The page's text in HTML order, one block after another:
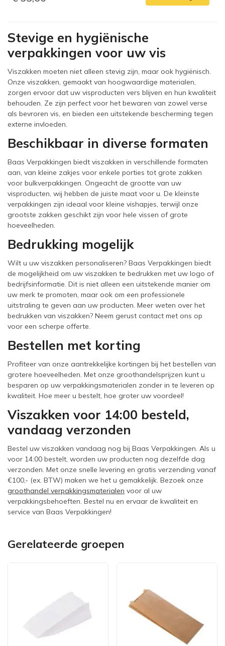
Stevige en hygiënische
verpakkingen voor uw vis
Viszakken moeten niet alleen stevig zijn, maar ook hygiënisch.
Onze viszakken, gemaakt van hoogwaardige materialen,
zorgen ervoor dat uw visproducten vers blijven en hun kwaliteit
behouden. Ze zijn perfect voor het bewaren van zowel verse
als bevroren vis, en bieden een uitstekende bescherming tegen
externe invloeden.
Beschikbaar in diverse formaten
Baas Verpakkingen biedt viszakken in verschillende formaten
aan, van kleine zakjes voor enkele porties tot grote zakken
voor bulkverpakkingen. Ongeacht de grootte van uw
visproducten, wij hebben de juiste maat voor u. De kleinste
verpakkingen zijn ideaal voor kleine vishapjes, terwijl onze
grootste zakken geschikt zijn voor hele vissen of grote
hoeveelheden.
Bedrukking mogelijk
Wilt u uw viszakken personaliseren? Baas Verpakkingen biedt
de mogelijkheid om uw viszakken te bedrukken met uw logo of
bedrijfsinformatie. Dit is niet alleen een uitstekende manier om
uw merk te promoten, maar ook om een professionele
uitstraling te geven aan uw producten. Meer weten over het
bedrukken van viszakken? Neem gerust contact met ons op
voor een scherpe offerte.
Bestellen met korting
Profiteer van onze aantrekkelijke kortingen bij het bestellen van
grotere hoeveelheden. Met onze groothandelsprijzen kunt u
besparen op uw verpakkingsmaterialen zonder in te leveren op
kwaliteit. Hoe meer u bestelt, hoe groter uw voordeel!
Viszakken voor 14:00 besteld,
vandaag verzonden
Bestel uw viszakken vandaag nog bij Baas Verpakkingen. Als u
voor 14:00 bestelt, worden uw producten nog dezelfde dag
verzonden. Met onze snelle levering en gratis verzending vanaf
€100,- (ex. BTW) maken we het u gemakkelijk. Bezoek onze
groothandel verpakkingsmaterialen voor al uw
verpakkingsbehoeften. Bestel nu en ervaar de kwaliteit en
service van Baas Verpakkingen!
Gerelateerde groepen